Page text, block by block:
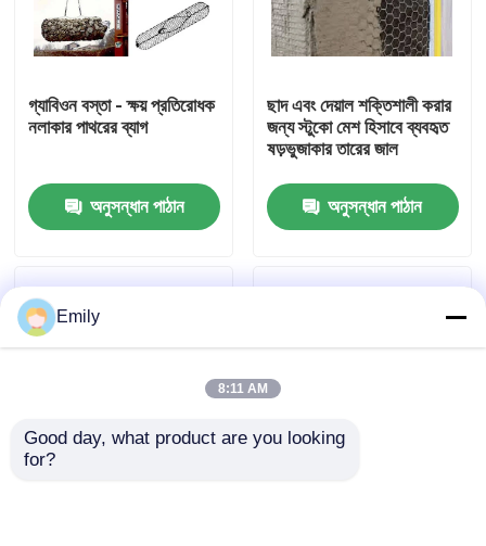
আমাদের সম্বন্ধে
কারখানা পরিদর্শন
গুণমান নিয়ন্ত্রণ
খবর
প্রসারিত ধাতু তারের জাল
গ্যাবিওন বস্তা - ক্ষয় প্রতিরোধক
নলাকার পাথরের ব্যাগ
অনুসন্ধান পাঠান
ছাদ এবং দেয়াল শক্তিশালী করার
জন্য স্টুকো মেশ হিসাবে ব্যবহৃত
ষড়ভুজাকার তারের জাল
অনুসন্ধান পাঠান
Emily
8:11 AM
Good day, what product are you looking
for?